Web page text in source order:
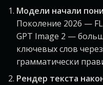
Модели начали
Поколение 2026 —
GPT Image 2 —
ключевых слов
грамматически
Рендер текста